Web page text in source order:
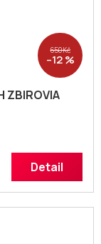
650 Kč
–12 %
Detail